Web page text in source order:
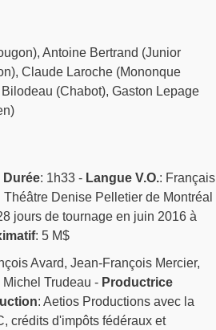
Antoine Bertrand (Junior
Claude Laroche (Mononque
(Chabot), Gaston Lepage
Durée: 1h33 - Langue V.O.: Français
Denise Pelletier de Montréal
jours de tournage en juin 2016 à
: 5 M$
Avard, Jean-François Mercier,
Trudeau - Productrice
: Aetios Productions avec la
crédits d'impôts fédéraux et